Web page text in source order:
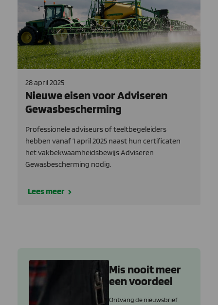
28 april 2025
Nieuwe eisen voor Adviseren
Gewasbescherming
Professionele adviseurs of teeltbegeleiders
hebben vanaf 1 april 2025 naast hun certificaten
het vakbekwaamheidsbewijs Adviseren
Gewasbescherming nodig.
Lees meer
Mis nooit meer
een voordeel
Ontvang de nieuwsbrief